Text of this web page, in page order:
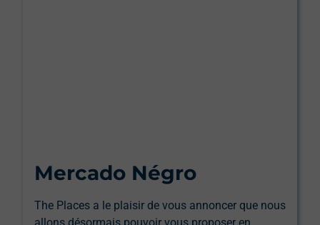
Mercado Négro
The Places a le plaisir de vous annoncer que nous